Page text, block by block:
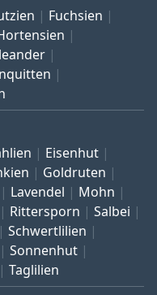
Fuchsien
Eisenhut
Goldruten
Lavendel
Mohn
Rittersporn
Salbei
Schwertlilien
Sonnenhut
Taglilien